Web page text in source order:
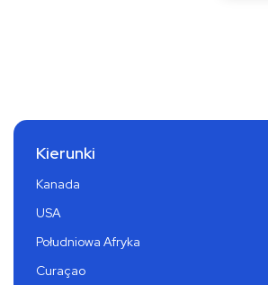
Kierunki
Kanada
USA
Południowa Afryka
Curaçao